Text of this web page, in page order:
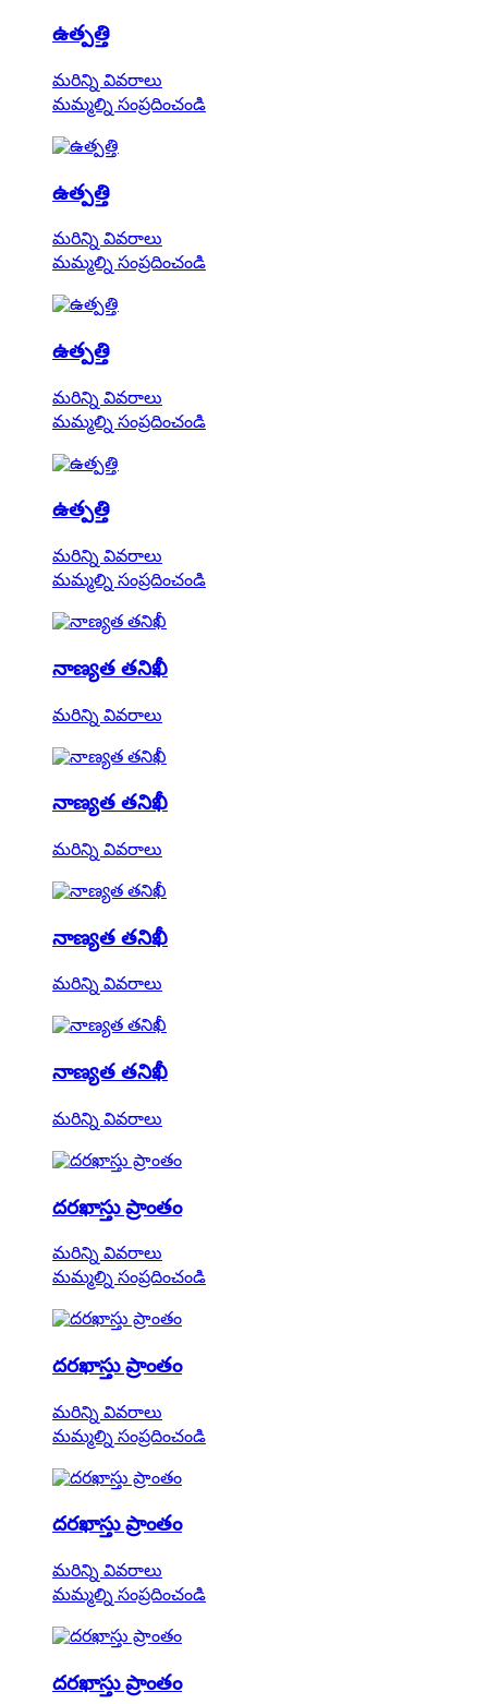
ఉత్పత్తి
మరిన్ని వివరాలు
మమ్మల్ని సంప్రదించండి
ఉత్పత్తి
మరిన్ని వివరాలు
మమ్మల్ని సంప్రదించండి
ఉత్పత్తి
మరిన్ని వివరాలు
మమ్మల్ని సంప్రదించండి
ఉత్పత్తి
మరిన్ని వివరాలు
మమ్మల్ని సంప్రదించండి
నాణ్యత తనిఖీ
మరిన్ని వివరాలు
నాణ్యత తనిఖీ
మరిన్ని వివరాలు
నాణ్యత తనిఖీ
మరిన్ని వివరాలు
నాణ్యత తనిఖీ
మరిన్ని వివరాలు
దరఖాస్తు ప్రాంతం
మరిన్ని వివరాలు
మమ్మల్ని సంప్రదించండి
దరఖాస్తు ప్రాంతం
మరిన్ని వివరాలు
మమ్మల్ని సంప్రదించండి
దరఖాస్తు ప్రాంతం
మరిన్ని వివరాలు
మమ్మల్ని సంప్రదించండి
దరఖాస్తు ప్రాంతం